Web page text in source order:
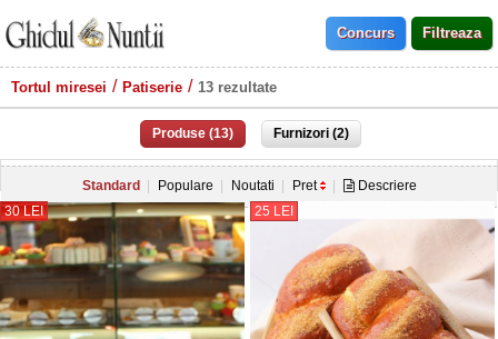
Tortul miresei Patiserie 13 rezultate
Produse (13) Furnizori (2)
Standard Populare Noutati Pret
Descriere
30 LEI
25 LEI